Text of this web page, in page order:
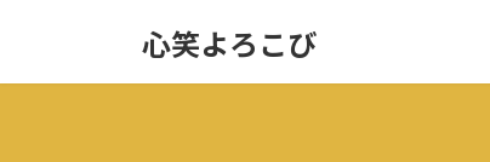
心笑よろこび